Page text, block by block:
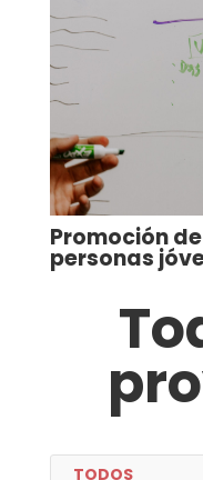
Promoción
personas
TODOS